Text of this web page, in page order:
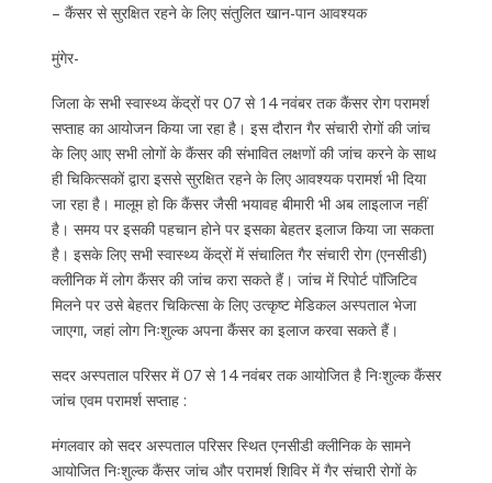
– कैंसर से सुरक्षित रहने के लिए संतुलित खान-पान आवश्यक
मुंगेर-
जिला के सभी स्वास्थ्य केंद्रों पर 07 से 14 नवंबर तक कैंसर रोग परामर्श
सप्ताह का आयोजन किया जा रहा है। इस दौरान गैर संचारी रोगों की जांच
के लिए आए सभी लोगों के कैंसर की संभावित लक्षणों की जांच करने के साथ
ही चिकित्सकों द्वारा इससे सुरक्षित रहने के लिए आवश्यक परामर्श भी दिया
जा रहा है। मालूम हो कि कैंसर जैसी भयावह बीमारी भी अब लाइलाज नहीं
है। समय पर इसकी पहचान होने पर इसका बेहतर इलाज किया जा सकता
है। इसके लिए सभी स्वास्थ्य केंद्रों में संचालित गैर संचारी रोग (एनसीडी)
क्लीनिक में लोग कैंसर की जांच करा सकते हैं। जांच में रिपोर्ट पॉजिटिव
मिलने पर उसे बेहतर चिकित्सा के लिए उत्कृष्ट मेडिकल अस्पताल भेजा
जाएगा, जहां लोग निःशुल्क अपना कैंसर का इलाज करवा सकते हैं।
सदर अस्पताल परिसर में 07 से 14 नवंबर तक आयोजित है निःशुल्क कैंसर
जांच एवम परामर्श सप्ताह :
मंगलवार को सदर अस्पताल परिसर स्थित एनसीडी क्लीनिक के सामने
आयोजित निःशुल्क कैंसर जांच और परामर्श शिविर में गैर संचारी रोगों के